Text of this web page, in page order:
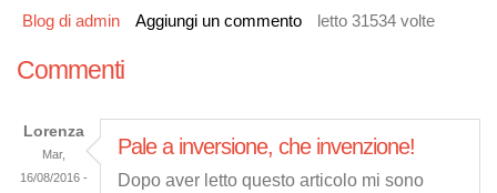
Blog di admin Aggiungi un commento letto 31534 volte
Commenti
Lorenza
Mar,
16/08/2016 -
Pale a inversione, che invenzione!
Dopo aver letto questo articolo mi sono